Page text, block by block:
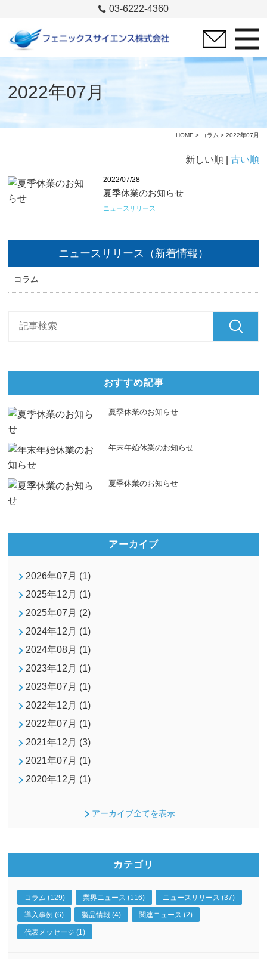
03-6222-4360
2022年07月
HOME > コラム > 2022年07月
新しい順 | 古い順
2022/07/28
夏季休業のお知らせ
ニュースリリース
ニュースリリース（新着情報）
コラム
おすすめ記事
夏季休業のお知らせ
年末年始休業のお知らせ
夏季休業のお知らせ
アーカイブ
2026年07月 (1)
2025年12月 (1)
2025年07月 (2)
2024年12月 (1)
2024年08月 (1)
2023年12月 (1)
2023年07月 (1)
2022年12月 (1)
2022年07月 (1)
2021年12月 (3)
2021年07月 (1)
2020年12月 (1)
アーカイブ全てを表示
カテゴリ
コラム (129) 業界ニュース (116) ニュースリリース (37)
導入事例 (6) 製品情報 (4) 関連ニュース (2)
代表メッセージ (1)